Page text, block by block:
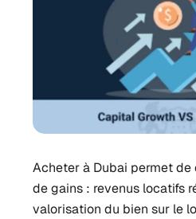
Acheter à Dubai permet
de gains : revenus locatifs
valorisation du bien sur le